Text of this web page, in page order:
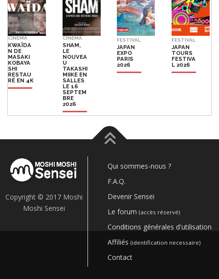
CINÉMA
KWAÏDA
N DE
MASAKI
KOBAYA
SHI
RESTAU
RÉ EN 4K
CINÉMA
SHAM,
LE
NOUVEA
U
TAKASHI
MIIKE EN
SALLES
LE 16
SEPTEM
BRE
2026
FESTIVAL
JAPAN
EXPO
PARIS
2026
FESTIVAL
JAPAN
TOURS
FESTIVA
L 2026
Qui sommes-nous ?
F.A.Q.
Devenir Sensei
Le forum (accès réservé)
Conditions générales d'utilisation
Affiliés (identification necessaire)
Contact
Copyright © 2017 Moshi
Moshi Sensei